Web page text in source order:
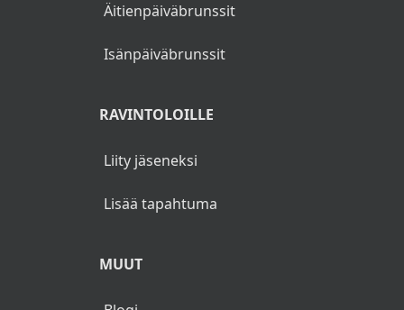
Äitienpäiväbrunssit
Isänpäiväbrunssit
RAVINTOLOILLE
Liity jäseneksi
Lisää tapahtuma
MUUT